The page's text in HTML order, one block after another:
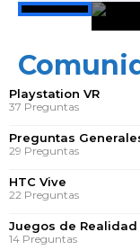
Playstation VR
37 Preguntas
Preguntas
29 Preguntas
HTC Vive
22 Preguntas
Juegos de Realidad
14 Preguntas